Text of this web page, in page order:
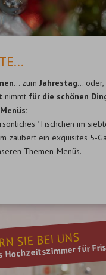
... zum Jahrestag...
nimmt für die schönen
"Tischchen im
zaubert ein exquisites 5-
Themen-Menüs.
SIE BEI UNSfür